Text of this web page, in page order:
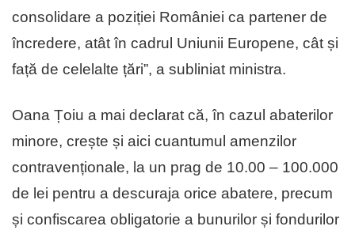
consolidare a poziției României ca partener de
încredere, atât în cadrul Uniunii Europene, cât și
față de celelalte țări”, a subliniat ministra.
Oana Țoiu a mai declarat că, în cazul abaterilor
minore, crește și aici cuantumul amenzilor
contravenționale, la un prag de 10.00 – 100.000
de lei pentru a descuraja orice abatere, precum
și confiscarea obligatorie a bunurilor și fondurilor